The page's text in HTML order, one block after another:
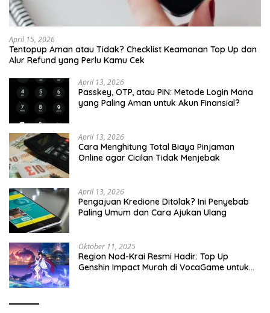
April 15, 2026
Tentopup Aman atau Tidak? Checklist Keamanan Top Up dan
Alur Refund yang Perlu Kamu Cek
April 13, 2026
Passkey, OTP, atau PIN: Metode Login Mana
yang Paling Aman untuk Akun Finansial?
April 13, 2026
Cara Menghitung Total Biaya Pinjaman
Online agar Cicilan Tidak Menjebak
April 13, 2026
Pengajuan Kredione Ditolak? Ini Penyebab
Paling Umum dan Cara Ajukan Ulang
Oktober 11, 2025
Region Nod-Krai Resmi Hadir: Top Up
Genshin Impact Murah di VocaGame untuk